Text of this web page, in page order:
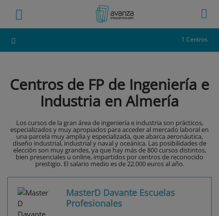
1 Centros
Centros de FP de Ingeniería e
Industria en Almería
Los cursos de la gran área de ingeniería e industria son prácticos,
especializados y muy apropiados para acceder al mercado laboral en
una parcela muy amplia y especializada, que abarca aeronáutica,
diseño industrial, industrial y naval y oceánica. Las posibilidades de
elección son muy grandes, ya que hay más de 800 cursos distintos,
bien presenciales u online, impartidos por centros de reconocido
prestigio. El salario medio es de 22.000 euros al año.
MasterD Davante Escuelas
Profesionales